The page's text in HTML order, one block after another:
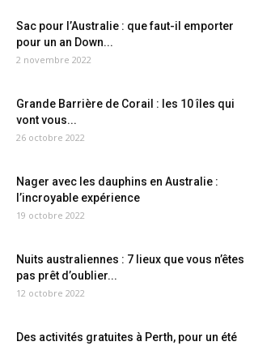
Sac pour l’Australie : que faut-il emporter
pour un an Down...
2 novembre 2022
Grande Barrière de Corail : les 10 îles qui
vont vous...
26 octobre 2022
Nager avec les dauphins en Australie :
l’incroyable expérience
19 octobre 2022
Nuits australiennes : 7 lieux que vous n’êtes
pas prêt d’oublier...
12 octobre 2022
Des activités gratuites à Perth, pour un été